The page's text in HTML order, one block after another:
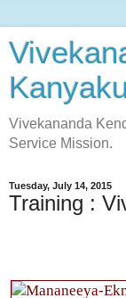
Vivekananda
Service Mission.
Tuesday, July 14, 2015
Training :